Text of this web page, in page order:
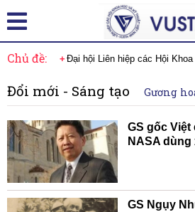
Chủ đề: Đại hội Liên hiệp các Hội
Đổi mới - Sáng tạo Gương
GS gốc
NASA
GS Ngụy